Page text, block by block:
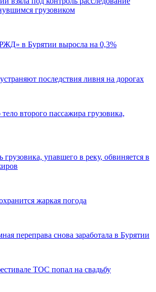
грузовиком
в Бурятии выросла на 0,3%
последствия ливня на дорогах
второго пассажира грузовика,
грузовика, упавшего в реку, обвиняется в
жаркая погода
переправа снова заработала в Бурятии
ТОС попал на свадьбу